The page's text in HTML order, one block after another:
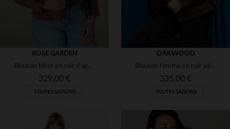
ROSE GARDEN
Blouson biker en cuir d'agneau marron, slimfit. Style rock pour elle.
329,00 €
TOUTES SAISONS
OAKWOOD
Blouson femme en cuir véritable, col fourrure amovible et intemporel.
335,00 €
TOUTES SAISONS